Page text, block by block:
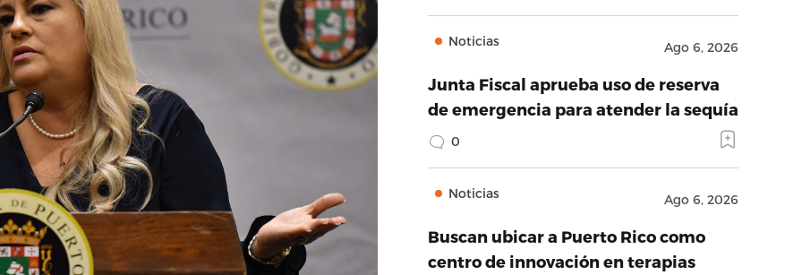
Noticias Ago 6, 2026
Junta Fiscal aprueba uso de reserva
de emergencia para atender la sequía
0
Noticias Ago 6, 2026
Buscan ubicar a Puerto Rico como
centro de innovación en terapias